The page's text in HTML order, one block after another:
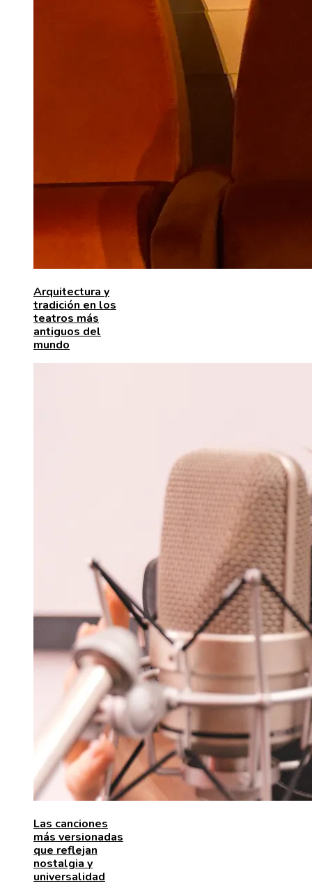
Arquitectura y
tradición en los
teatros más
antiguos del
mundo
Las canciones
más versionadas
que reflejan
nostalgia y
universalidad